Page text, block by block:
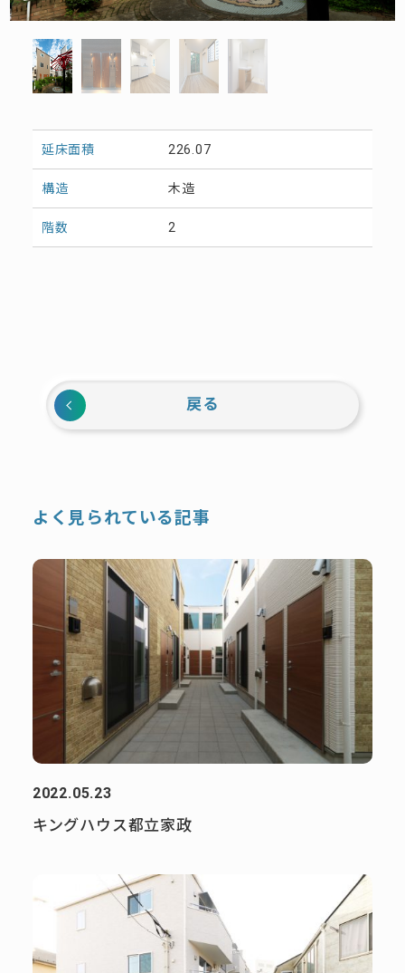
延床面積 226.07
構造 木造
階数 2
戻る
よく見られている記事
2022.05.23
キングハウス都立家政